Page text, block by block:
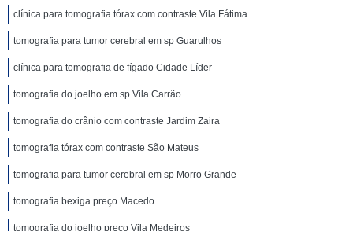
clínica para tomografia tórax com contraste Vila Fátima
tomografia para tumor cerebral em sp Guarulhos
clínica para tomografia de fígado Cidade Líder
tomografia do joelho em sp Vila Carrão
tomografia do crânio com contraste Jardim Zaira
tomografia tórax com contraste São Mateus
tomografia para tumor cerebral em sp Morro Grande
tomografia bexiga preço Macedo
tomografia do joelho preço Vila Medeiros